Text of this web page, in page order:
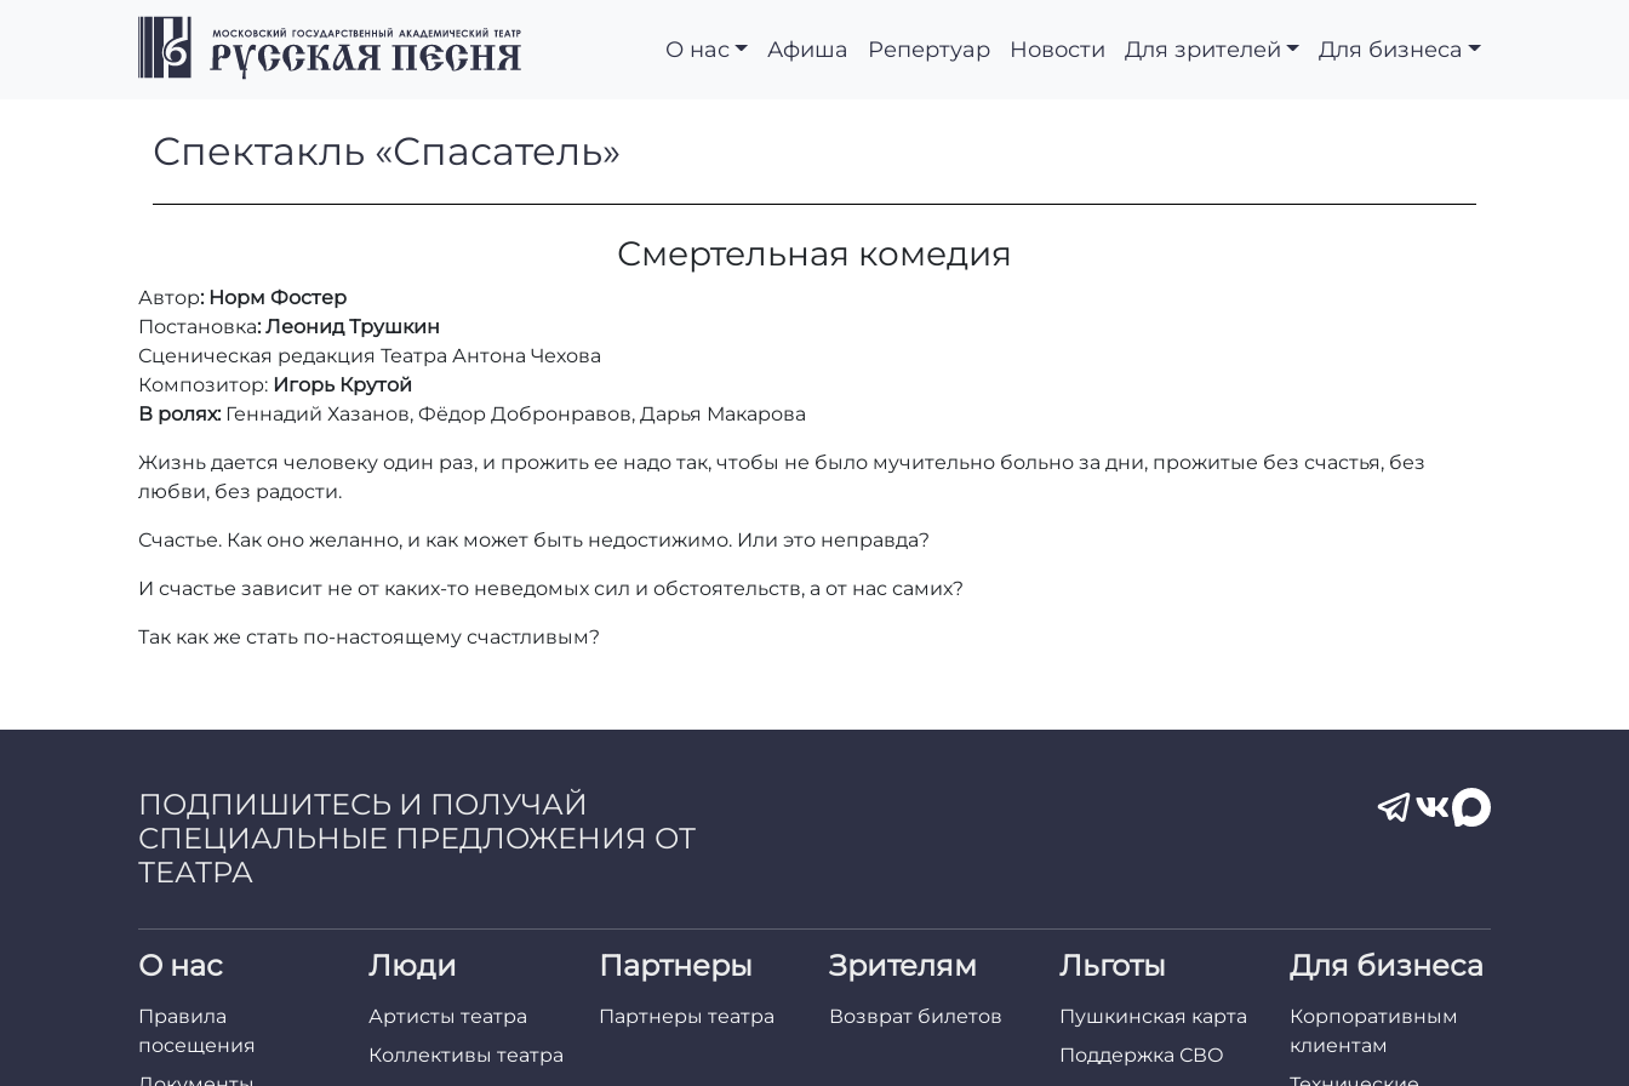
Перейти к содержимому
Перейти к футеру
О нас Афиша Репертуар Новости Для зрителей Для бизнеса
Спектакль «Спасатель»
Спектакль «Спасатель»
Смертельная комедия
Автор: Норм Фостер
Постановка: Леонид Трушкин
Сценическая редакция Театра Антона Чехова
Композитор: Игорь Крутой
В ролях: Геннадий Хазанов, Фёдор Добронравов, Дарья Макарова
Жизнь дается человеку один раз, и прожить ее надо так, чтобы не было мучительно больно за дни, прожитые без счастья, без
любви, без радости.
Счастье. Как оно желанно, и как может быть недостижимо. Или это неправда?
И счастье зависит не от каких-то неведомых сил и обстоятельств, а от нас самих?
Так как же стать по-настоящему счастливым?
ПОДПИШИТЕСЬ И ПОЛУЧАЙ
СПЕЦИАЛЬНЫЕ ПРЕДЛОЖЕНИЯ ОТ
ТЕАТРА
О нас
Правила
посещения
Люди
Артисты театра
Коллективы театра
Партнеры
Партнеры театра
Зрителям
Возврат билетов
Льготы
Пушкинская карта
Поддержка СВО
Для бизнеса
Корпоративным
клиентам